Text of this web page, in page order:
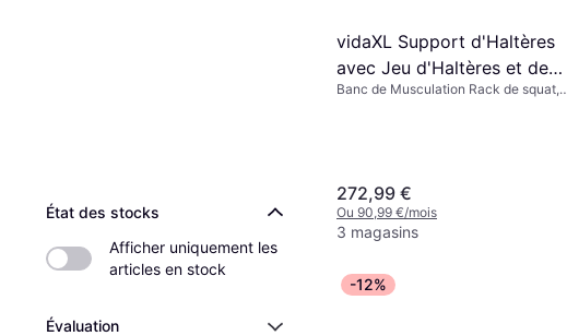
État des stocks
Afficher uniquement les
articles en stock
Évaluation
vidaXL Support d'Haltères
avec Jeu d'Haltères et de
Poids 30,5 kg Entraînement
Banc de Musculation Rack de squat,
272,99 €
Ou 90,99 €/mois
3 magasins
-12%